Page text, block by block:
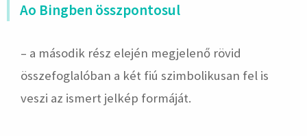
Ao Bingben összpontosul
– a második rész elején megjelenő rövid
összefoglalóban a két fiú szimbolikusan fel is
veszi az ismert jelkép formáját.